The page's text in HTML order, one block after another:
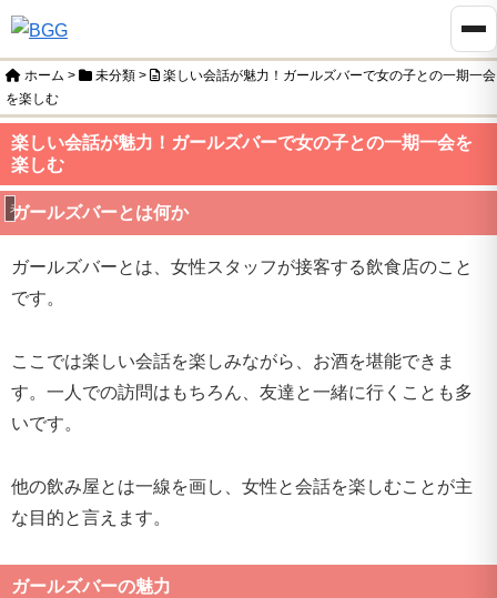
ホーム > 未分類 >
楽しい会話が魅力！ガールズバーで女の子との一期一会
を楽しむ
楽しい会話が魅力！ガールズバーで女の子との一期一会を
楽しむ
未分類
ガールズバーとは何か
ガールズバーとは、女性スタッフが接客する飲食店のこと
です。
ここでは楽しい会話を楽しみながら、お酒を堪能できま
す。一人での訪問はもちろん、友達と一緒に行くことも多
いです。
他の飲み屋とは一線を画し、女性と会話を楽しむことが主
な目的と言えます。
ガールズバーの魅力